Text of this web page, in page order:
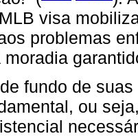
visa
problemas
fundo de
ou